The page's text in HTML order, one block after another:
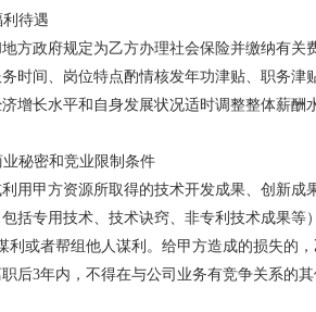
待遇
方政府规定为乙方办理社会保险并缴纳有
时间、岗位特点酌情核发年功津贴、职务津
增长水平和自身发展状况适时调整整体薪酬
秘密和竞业限制条件
用甲方资源所取得的技术开发成果、创新成
括专用技术、技术诀窍、非专利技术成果
利或者帮组他人谋利。给甲方造成的损失的
后3年内，不得在与公司业务有竞争关系的